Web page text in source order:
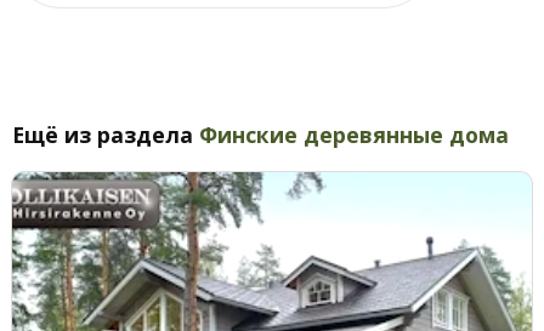
Ещё из раздела Финские деревянные дома